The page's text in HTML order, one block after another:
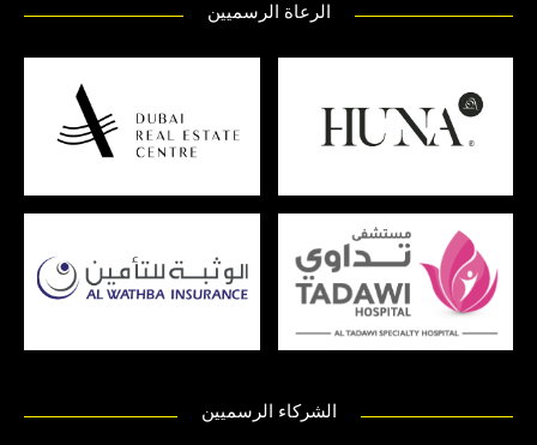
الرعاة الرسميين
الشركاء الرسميين